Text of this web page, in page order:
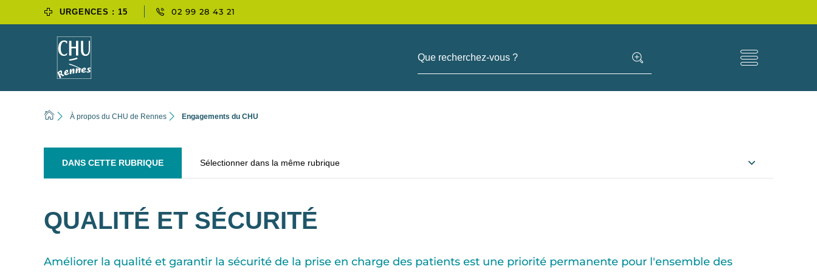
URGENCES : 15 02 99 28 43 21
Que recherchez-vous ?
À propos du CHU de Rennes Engagements du CHU
DANS CETTE RUBRIQUE Sélectionner dans la même rubrique
QUALITÉ ET SÉCURITÉ
Améliorer la qualité et garantir la sécurité de la prise en charge des patients est une priorité permanente pour l'ensemble des